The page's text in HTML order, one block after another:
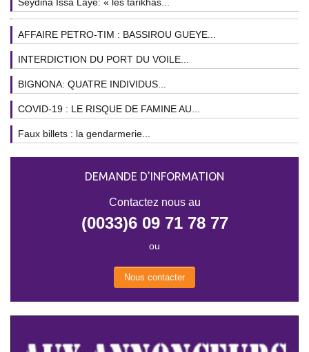
AFFAIRE PETRO-TIM : BASSIROU GUEYE...
INTERDICTION DU PORT DU VOILE...
BIGNONA: QUATRE INDIVIDUS...
COVID-19 : LE RISQUE DE FAMINE AU...
Faux billets : la gendarmerie...
DEMANDE D'INFORMATION
Contactez nous au
(0033)6 09 71 78 77
ou
Nous contacter